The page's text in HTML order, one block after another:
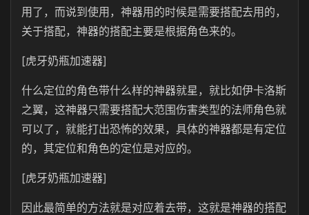
用了，而说到使用，神器用的时候是需要搭配去用的，
关于搭配，神器的搭配主要是根据角色来的。
[虎牙奶瓶加速器]
什么定位的角色带什么样的神器就星，就比如伊卡洛斯
之翼，这神器只需要搭配大范围伤害类型的法师角色就
可以了，就能打出恐怖的效果，具体的神器都是有定位
的，其定位和角色的定位是对应的。
[虎牙奶瓶加速器]
因此最简单的方法就是对应着去带，这就是神器的搭配